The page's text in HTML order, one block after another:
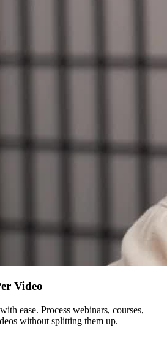
Video
ease. Process webinars, courses,
without splitting them up.